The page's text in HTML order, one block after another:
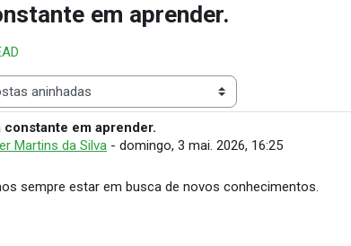
em aprender.
constante em aprender.
Martins da Silva -domingo, 3 mai. 2026, 16:25
de respostas: 0
sempre estar em busca de novos conhecimentos.